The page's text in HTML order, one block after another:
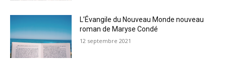
L’Évangile du Nouveau Monde nouveau
roman de Maryse Condé
12 septembre 2021